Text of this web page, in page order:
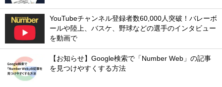
YouTubeチャンネル登録者数60,000人突破！バレーボ
ールや陸上、バスケ、野球などの選手のインタビュー
を動画で
【お知らせ】Google検索で「Number Web」の記事
を見つけやすくする方法